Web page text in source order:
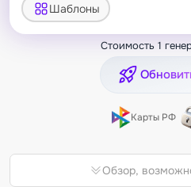
Шаблоны
Стоимость 1
Карты РФ
Обзор,